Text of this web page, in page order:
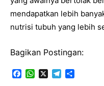
mendapatkan lebih
nutrisi tubuh yang lebih
Bagikan Postingan:
F
W
X
T